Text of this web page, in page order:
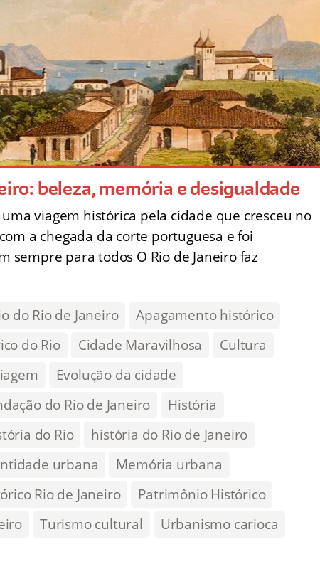
beleza, memória e desigualdade
viagem histórica pela cidade que cresceu no
a chegada da corte portuguesa e foi
sempre para todos O Rio de Janeiro faz
do Rio de Janeiro
Apagamento histórico
do Rio Cidade Maravilhosa
Cultura
Evolução da cidade
do Rio de Janeiro
História
do Rio
história do Rio de Janeiro
urbana
Memória urbana
Rio de Janeiro
Patrimônio Histórico
Turismo cultural
Urbanismo carioca